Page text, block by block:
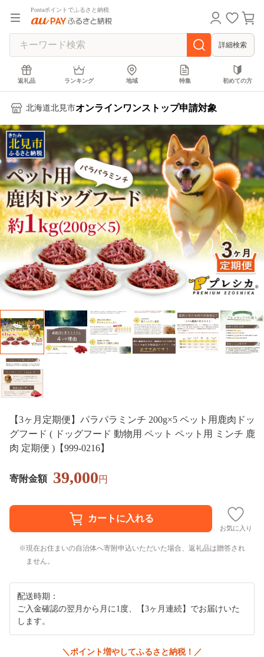
Pontaポイントでふるさと納税
詳細検索
返礼品 ランキング 地域 特集 初めての方
北海道北見市オンラインワンストップ申請対象
【3ヶ月定期便】パラパラミンチ 200g×5 ペット用鹿肉ドッ
グフード ( ドッグフード 動物用 ペット ペット用 ミンチ 鹿
肉 定期便 )【999-0216】
寄附金額 39,000円
お気に入り
現在お住まいの自治体へ寄附申込いただいた場合、返礼品は贈答され
ません。
配送時期：
ご入金確認の翌月から月に1度、【3ヶ月連続】でお届けいた
します。
＼ポイント増やしてふるさと納税！／